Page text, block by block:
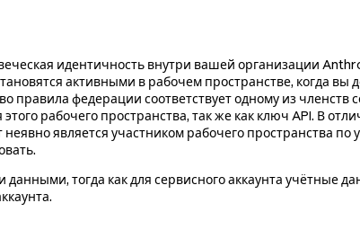
идентичность внутри вашей организации
активными в рабочем пространстве, когда вы
федерации соответствует одному из
рабочего пространства, так же как ключ API. В
является участником рабочего пространства
данными, тогда как для сервисного аккаунта учётные